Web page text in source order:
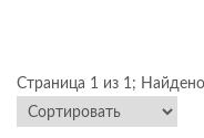
Страница 1 из 1;